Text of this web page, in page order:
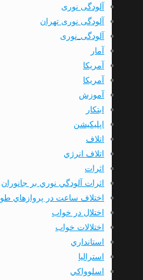
آلودگی نوری
آلودگی نوری تهران
آلودگی_نوری
آمار
آمريكا
آمریکا
آموزش
ابتكار
اپليكيشن
اتلاف
اتلاف انرژي
اثرات
اثرات آلودگي نوري بر جانوران
اختلاف ساعت در پروازهاي
اختلال در خواب
اختلالات خواب
استانداري
استرالیا
اسلوواكي